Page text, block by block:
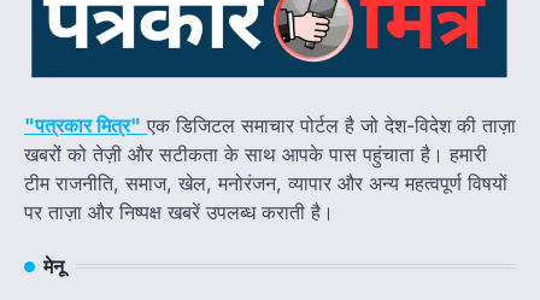
"पत्रकार मित्र" एक डिजिटल समाचार पोर्टल है जो देश-विदेश की ताज़ा
खबरों को तेज़ी और सटीकता के साथ आपके पास पहुंचाता है। हमारी
टीम राजनीति, समाज, खेल, मनोरंजन, व्यापार और अन्य महत्वपूर्ण विषयों
पर ताज़ा और निष्पक्ष खबरें उपलब्ध कराती है।
मेनू